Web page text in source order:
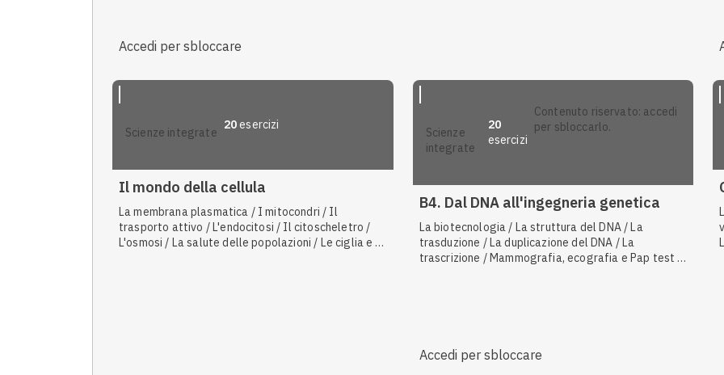
Accedi per sbloccare
memoria e la risposta immunitaria secondaria /
pelle e mucose / Antigeni self e non self
scienze integrate
20 esercizi
Il mondo della cellula
La membrana plasmatica / I mitocondri / Il
trasporto attivo / L'endocitosi / Il citoscheletro /
L'osmosi / La salute delle popolazioni / Le ciglia e i
scienze
integrate
20
esercizi
contenuto riservato: accedi
per sbloccarlo.
B4. Dal DNA all'ingegneria genetica
La biotecnologia / La struttura del DNA / La
trasduzione / La duplicazione del DNA / La
trascrizione / Mammografia, ecografia e Pap test /
Umano / Il metodo Sanger
Accedi per sbloccare